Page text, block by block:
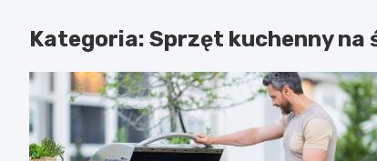
Kategoria: Sprzęt kuchenny na